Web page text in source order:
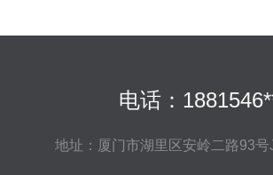
电话：
地址：厦门市湖里区安岭二路93号